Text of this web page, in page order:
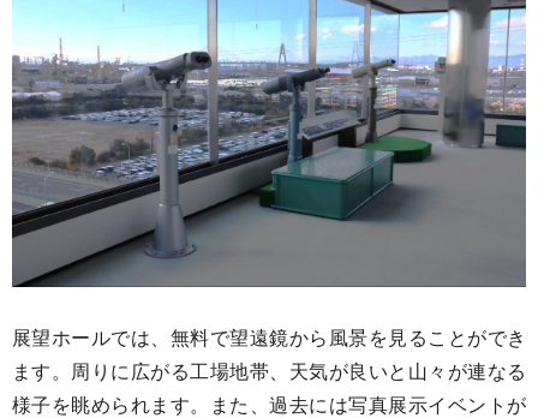
展望ホールでは、無料で望遠鏡から風景を見ることができ
ます。周りに広がる工場地帯、天気が良いと山々が連なる
様子を眺められます。また、過去には写真展示イベントが